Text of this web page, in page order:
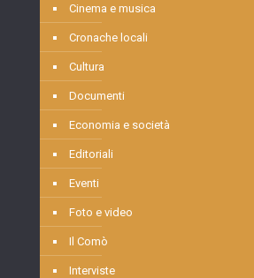
Cinema e musica
Cronache locali
Cultura
Documenti
Economia e società
Editoriali
Eventi
Foto e video
Il Comò
Interviste